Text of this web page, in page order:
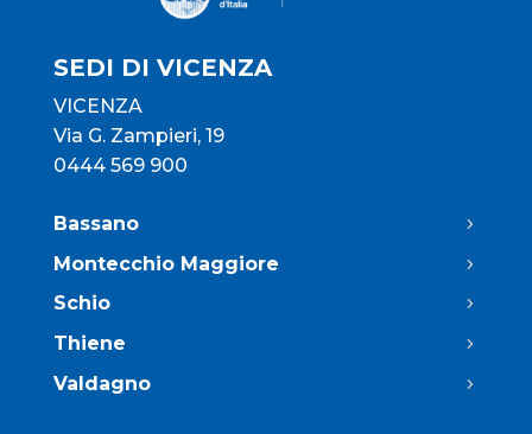
SEDI DI VICENZA
VICENZA
Via G. Zampieri, 19
0444 569 900
Bassano
Montecchio Maggiore
Schio
Thiene
Valdagno